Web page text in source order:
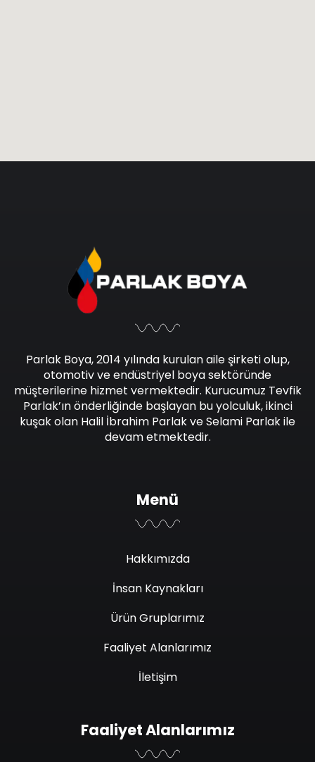
Parlak Boya, 2014 yılında kurulan aile şirketi olup,
otomotiv ve endüstriyel boya sektöründe
müşterilerine hizmet vermektedir. Kurucumuz Tevfik
Parlak’ın önderliğinde başlayan bu yolculuk, ikinci
kuşak olan Halil İbrahim Parlak ve Selami Parlak ile
devam etmektedir.
Menü
Hakkımızda
İnsan Kaynakları
Ürün Gruplarımız
Faaliyet Alanlarımız
İletişim
Faaliyet Alanlarımız